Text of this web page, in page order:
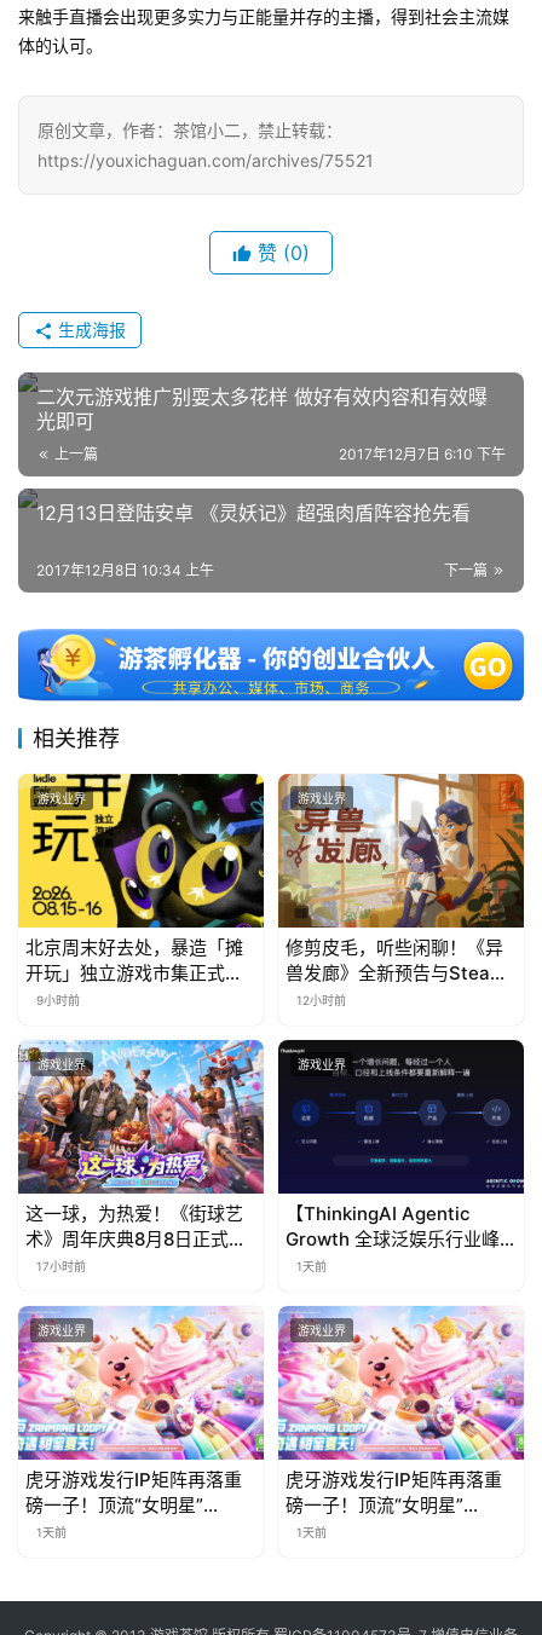
7
0
日
对
接
会
上
海
中
文
(
中
国
)
来触手直播会出现更多实力与正能量并存的主播，得到社会主流媒
体的认可。
原创文章，作者：茶馆小二，禁止转载：
https://youxichaguan.com/archives/75521
赞 (0)
生成海报
二次元游戏推广别耍太多花样 做好有效内容和有效曝
光即可
上一篇 2017年12月7日 6:10 下午
12月13日登陆安卓 《灵妖记》超强肉盾阵容抢先看
下一篇
2017年12月8日 10:34 上午
相关推荐
游戏业界
北京周末好去处，暴造「摊
开玩」独立游戏市集正式开
票！
9小时前
游戏业界
修剪皮毛，听些闲聊！《异
兽发廊》全新预告与Steam
免费试玩公开
12小时前
游戏业界
这一球，为热爱！《街球艺
术》周年庆典8月8日正式上
线，多重福利与全新内容同
17小时前
游戏业界
【ThinkingAI Agentic
Growth 全球泛娱乐行业峰
会】Agent 时代，人到底负
1天前
游戏业界
虎牙游戏发行IP矩阵再落重
磅一子！顶流“女明星”
ZANMANG LOOPY 正版3D
1天前
游戏业界
虎牙游戏发行IP矩阵再落重
磅一子！顶流“女明星”
ZANMANG LOOPY 正版3D
1天前